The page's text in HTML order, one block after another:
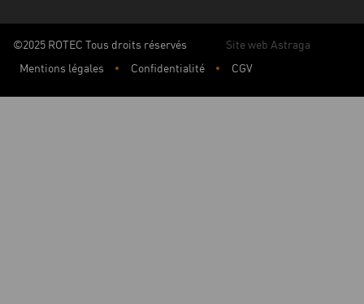
©2025 ROTEC Tous droits réservés
Site web Astraga
Mentions légales
Confidentialité CGV